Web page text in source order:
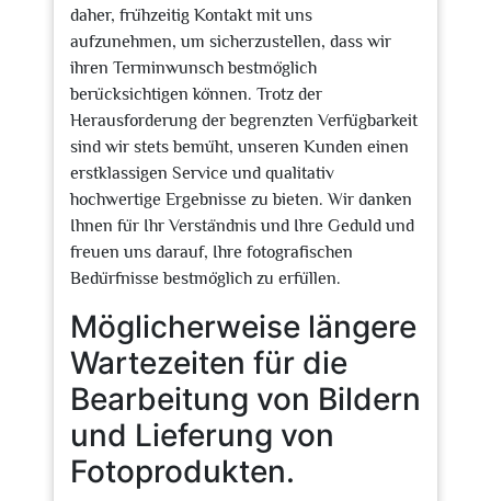
daher, frühzeitig Kontakt mit uns
aufzunehmen, um sicherzustellen, dass wir
ihren Terminwunsch bestmöglich
berücksichtigen können. Trotz der
Herausforderung der begrenzten Verfügbarkeit
sind wir stets bemüht, unseren Kunden einen
erstklassigen Service und qualitativ
hochwertige Ergebnisse zu bieten. Wir danken
Ihnen für Ihr Verständnis und Ihre Geduld und
freuen uns darauf, Ihre fotografischen
Bedürfnisse bestmöglich zu erfüllen.
Möglicherweise längere
Wartezeiten für die
Bearbeitung von Bildern
und Lieferung von
Fotoprodukten.